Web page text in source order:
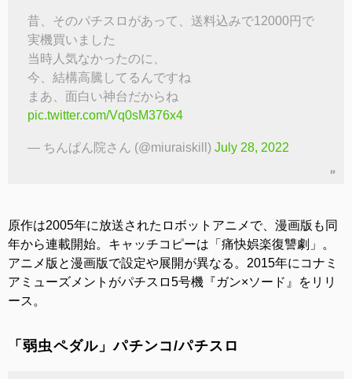
昔、そのパチスロがあって、送料込みで12000円で
実機買いました
当時人気なかったのに、
今、結構高騰してるんですね
まあ、面白い神台だからね
pic.twitter.com/Vq0sM376x4
— ちんぱん院さん (@miuraiskill) July 28, 2022
原作は2005年に放送されたロボットアニメで、漫画版も同
年から連載開始。キャッチコピーは「痛快娯楽復讐劇」。
アニメ版と漫画版で設定や展開が異なる。2015年にコナミ
アミューズメントがパチスロ5号機『ガン×ソード』をリリ
ース。
「弱虫ペダル」パチンコ/パチスロ